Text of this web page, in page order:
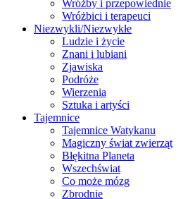
Wróżby i przepowiednie
Wróżbici i terapeuci
Niezwykli/Niezwykłe
Ludzie i życie
Znani i lubiani
Zjawiska
Podróże
Wierzenia
Sztuka i artyści
Tajemnice
Tajemnice Watykanu
Magiczny świat zwierząt
Błękitna Planeta
Wszechświat
Co może mózg
Zbrodnie